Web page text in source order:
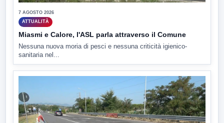
7 AGOSTO 2026
ATTUALITÀ
Miasmi e Calore, l'ASL parla attraverso il Comune
Nessuna nuova moria di pesci e nessuna criticità igienico-
sanitaria nel...